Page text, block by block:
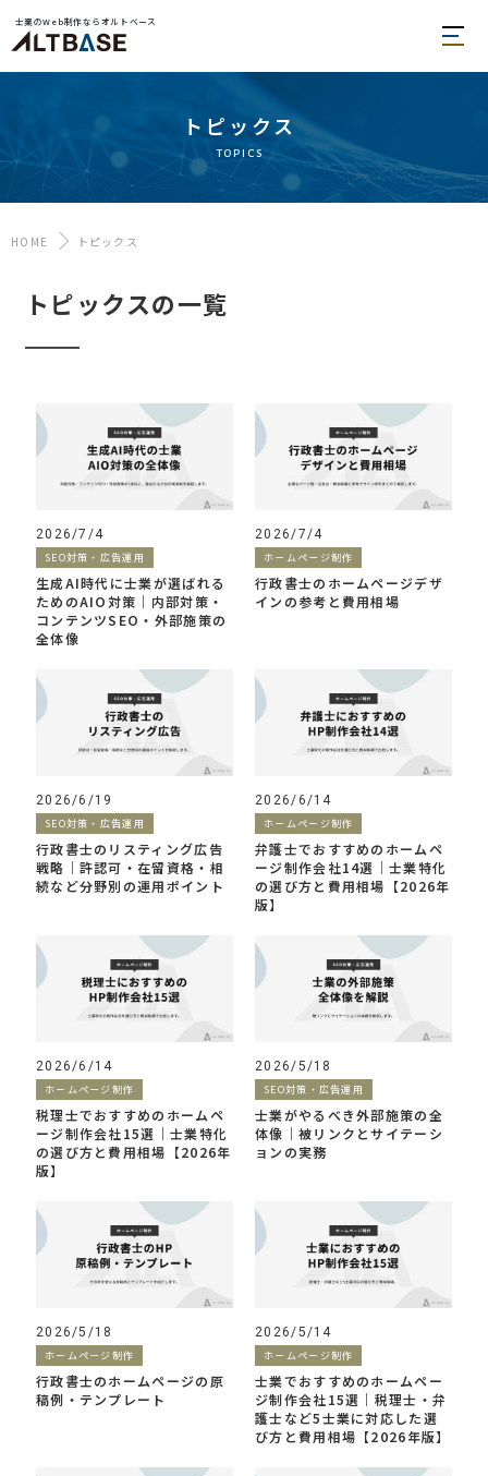
士業のWeb制作ならオルトベース
トピックス
topics
HOME トピックス
トピックスの一覧
2026/7/4
SEO対策・広告運用
生成AI時代に士業が選ばれる
ためのAIO対策｜内部対策・
コンテンツSEO・外部施策の
全体像
2026/7/4
ホームページ制作
行政書士のホームページデザ
インの参考と費用相場
2026/6/19
SEO対策・広告運用
行政書士のリスティング広告
戦略｜許認可・在留資格・相
続など分野別の運用ポイント
2026/6/14
ホームページ制作
弁護士でおすすめのホームペ
ージ制作会社14選｜士業特化
の選び方と費用相場【2026年
版】
2026/6/14
ホームページ制作
税理士でおすすめのホームペ
ージ制作会社15選｜士業特化
の選び方と費用相場【2026年
版】
2026/5/18
SEO対策・広告運用
士業がやるべき外部施策の全
体像｜被リンクとサイテーシ
ョンの実務
2026/5/18
ホームページ制作
行政書士のホームページの原
稿例・テンプレート
2026/5/14
ホームページ制作
士業でおすすめのホームペー
ジ制作会社15選｜税理士・弁
護士など5士業に対応した選
び方と費用相場【2026年版】